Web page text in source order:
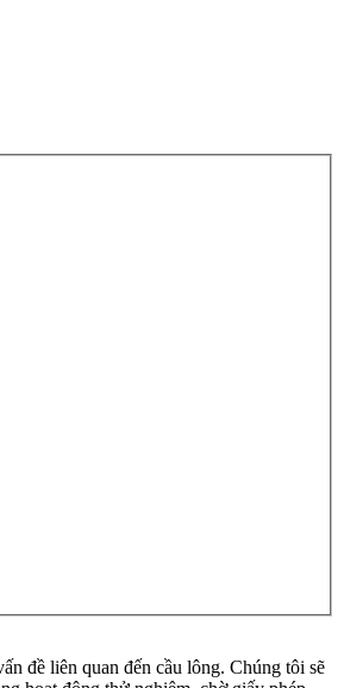
đề liên quan đến cầu lông. Chúng tôi sẽ